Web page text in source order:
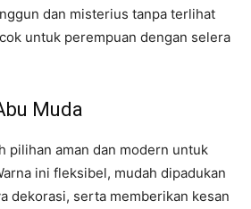
dan misterius tanpa terlihat
untuk perempuan dengan selera
Muda
pilihan aman dan modern untuk
ini fleksibel, mudah dipadukan
dekorasi, serta memberikan kesan